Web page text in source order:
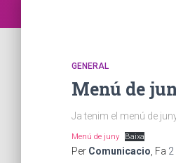
GENERAL
Menú de
Ja tenim el menú de
Menú de juny Baixa
Per Comunicacio , Fa